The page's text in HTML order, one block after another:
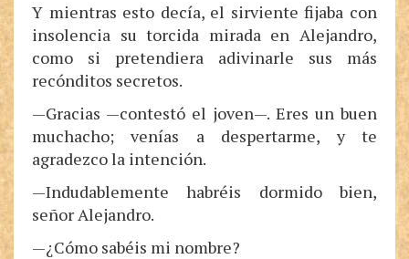
Y mientras esto decía, el sirviente fijaba con
insolencia su torcida mirada en Alejandro,
como si pretendiera adivinarle sus más
recónditos secretos.
—Gracias —contestó el joven—. Eres un buen
muchacho; venías a despertarme, y te
agradezco la intención.
—Indudablemente habréis dormido bien,
señor Alejandro.
—¿Cómo sabéis mi nombre?